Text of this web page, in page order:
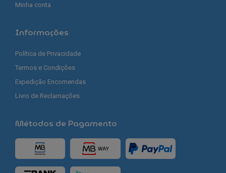
Minha conta
Informações
Política de Privacidade
Termos e Condições
Expedição Encomendas
Livro de Reclamações
Métodos de Pagamento